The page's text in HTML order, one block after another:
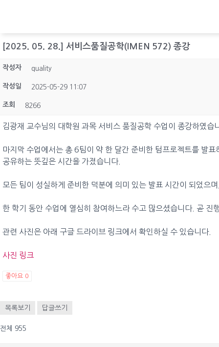
[2025. 05. 28.] 서비스품질공학(IMEN 572) 종강
작성자 quality
작성일 2025-05-29 11:07
조회 8266
김광재 교수님의 대학원 과목 서비스 품질공학 수업이 종강하였습
마지막 수업에서는 총 6팀이 약 한 달간 준비한 텀프로젝트를 발
공유하는 뜻깊은 시간을 가졌습니다.
모든 팀이 성실하게 준비한 덕분에 의미 있는 발표 시간이 되었으
한 학기 동안 수업에 열심히 참여하느라 수고 많으셨습니다. 곧 진
관련 사진은 아래 구글 드라이브 링크에서 확인하실 수 있습니다.
사진 링크
좋아요 0
목록보기 답글쓰기
전체 955